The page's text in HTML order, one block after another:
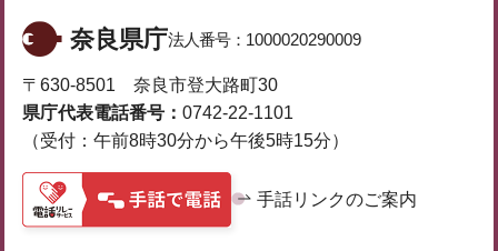
奈良県庁法人番号： 1000020290009
〒630-8501 奈良市登大路町30
県庁代表電話番号： 0742-22-1101
（受付：午前8時30分から午後5時15分）
手話リンクのご案内